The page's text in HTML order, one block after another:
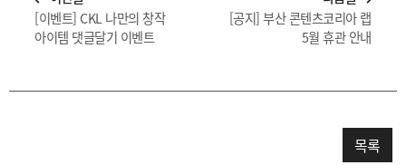
[이벤트] CKL 나만의 창작
아이템 댓글달기 이벤트
[공지] 부산 콘텐츠코리아 랩
5월 휴관 안내
목록